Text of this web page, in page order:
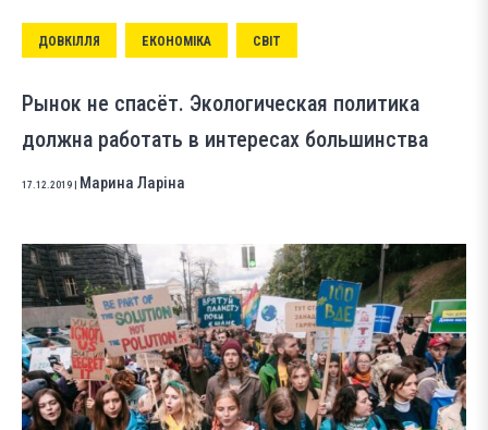
ДОВКІЛЛЯ ЕКОНОМІКА СВІТ
Рынок не спасёт. Экологическая политика
должна работать в интересах большинства
17.12.2019 Марина Ларіна